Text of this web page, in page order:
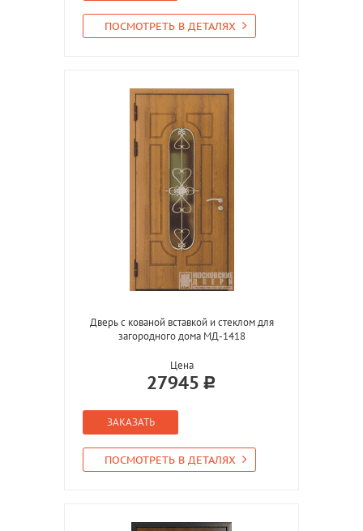
ПОСМОТРЕТЬ В ДЕТАЛЯХ
Дверь с кованой вставкой и стеклом для
загородного дома МД-1418
Цена
27945
ЗАКАЗАТЬ
ПОСМОТРЕТЬ В ДЕТАЛЯХ